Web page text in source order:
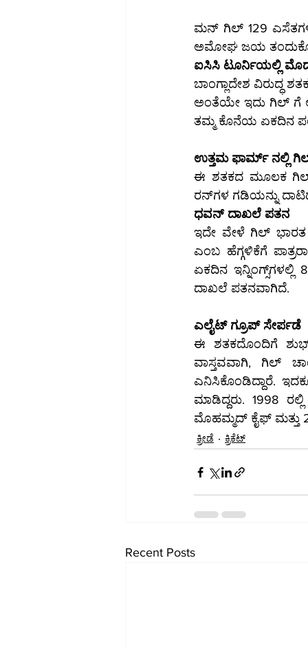
ಮನ್ ಗಿಲ್ 129
ಅಮೋಘ ಜಯ
ಐಸಿಸಿ ಟೂರ್ನಿಯಲ್ಲಿ
ಬಾಂಗ್ಲಾದೇಶ
ಅಂತೆಯೇ ಇದು ಗಿಲ್ ಗೆ
ತಮ್ಮ ಕೊನೆಯ ಏಕದಿನ
ಉತ್ತಮ ಫಾರ್ಮ್ ನಲ್ಲಿ
ಈ ಶತಕದ ಮೂಲಕ ಗಿಲ್
ಧವನ್ ದಾಖಲೆ ಪತನ
ಇದೇ ವೇಳೆ ಗಿಲ್ ಭಾರತ ಪರ ಏಕದಿನ
ಎಂಬ ಹೆಗ್ಗಳಿಕೆಗೆ ಪಾತ್ರರಾಗಿದ್ದಾರೆ. ಗಿಲ್ 51
ಏಕದಿನ ಇನ್ನಿಂಗ್ಸ್‌ಗಳಲ್ಲಿ 8 ಶತಕಗಳನ್ನು ಬಾರಿಸಿದ್ದ ಶಿಖರ್ ಧವನ್ ಅವರ ಹೆಸರಿನಲ್ಲಿ ಈ ದಾಖಲೆ ಇತ್ತು. ಇದೀಗ ಆ
ದಾಖಲೆ ಪತನವಾಗಿದೆ.
ಎಲೈಟ್ ಗ್ರೂಪ್ ಸೇರ್ಪಡೆ
ಈ ಶತಕದೊಂದಿಗೆ
ವಾಸ್ತವವಾಗಿ, ಗಿಲ್
ಎನಿಸಿಕೊಂಡಿದ್ದಾರೆ.
ಮಾಡಿದ್ದರು. 1998
ಮೊಹಮ್ಮದ್ ಕೈಫ್ ಮತ್ತು
ಕ್ರೀಡೆ ಕ್ರಿಕೆಟ್
Recent Posts